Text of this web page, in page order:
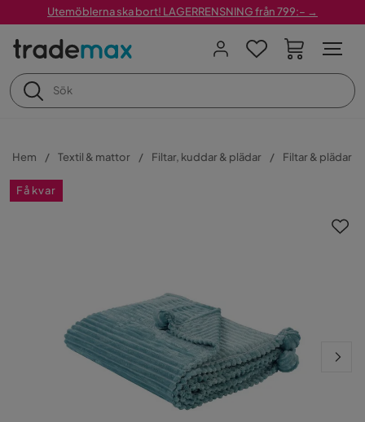
Utemöblerna ska bort! LAGERRENSNING från 799:– →
Hem Textil & mattor Filtar, kuddar & plädar Filtar & plädar
Få kvar